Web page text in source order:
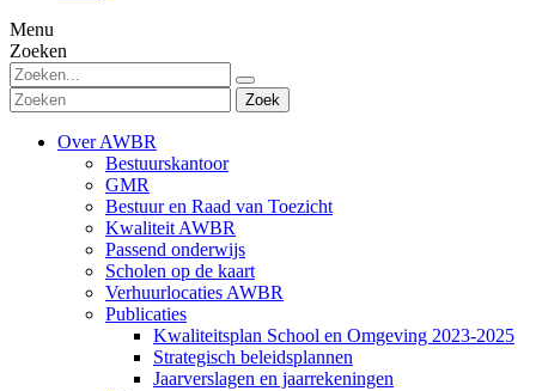
Menu
Zoeken
Zoek
Over AWBR
Bestuurskantoor
GMR
Bestuur en Raad van Toezicht
Kwaliteit AWBR
Passend onderwijs
Scholen op de kaart
Verhuurlocaties AWBR
Publicaties
Kwaliteitsplan School en Omgeving 2023-2025
Strategisch beleidsplannen
Jaarverslagen en jaarrekeningen